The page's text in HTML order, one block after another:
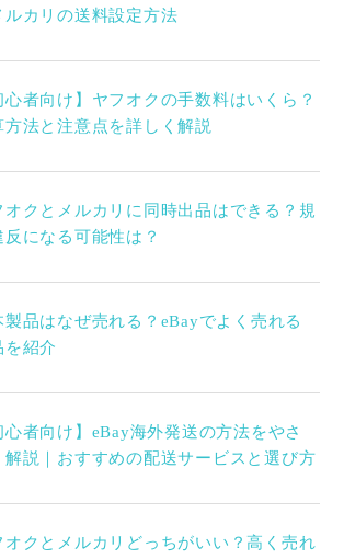
ルカリの送料設定方法
心者向け】ヤフオクの手数料はいくら？
方法と注意点を詳しく解説
オクとメルカリに同時出品はできる？規
反になる可能性は？
製品はなぜ売れる？eBayでよく売れる
を紹介
心者向け】eBay海外発送の方法をやさ
解説｜おすすめの配送サービスと選び方
オクとメルカリどっちがいい？高く売れ